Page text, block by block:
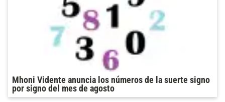
Mhoni Vidente anuncia los números de la suerte signo
por signo del mes de agosto